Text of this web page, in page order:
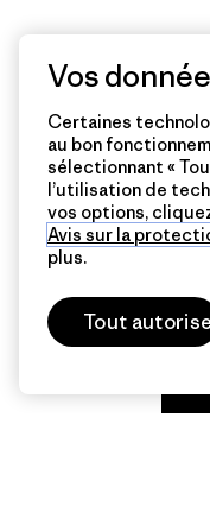
Vos
Certaines
au bon
sélectionnant «
l’utilisation de
vos options,
Avis sur la
plus.
Tout